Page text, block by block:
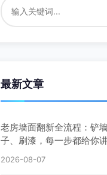
最新文章
老房墙面翻新全流程：铲
子、刷漆，每一步都给你
2026-08-07